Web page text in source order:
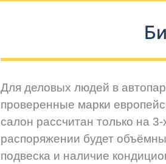
Для деловых людей в
проверенные марки
салон рассчитан только на
распоряжении будет
подвеска и наличие